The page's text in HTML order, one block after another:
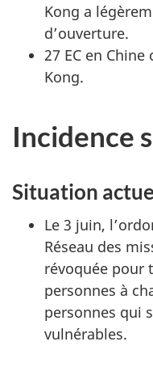
Kong a
d’ouverture.
27 EC en
Kong.
Incidence
Situation
Le 3 juin,
Réseau des
révoquée pour
personnes à
personnes qui
vulnérables.